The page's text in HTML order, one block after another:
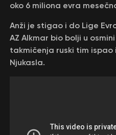
oko 6 miliona evra
Anži je stigao i do Lige
AZ Alkmar bio bolji u
takmičenja ruski tim
Njukasla.